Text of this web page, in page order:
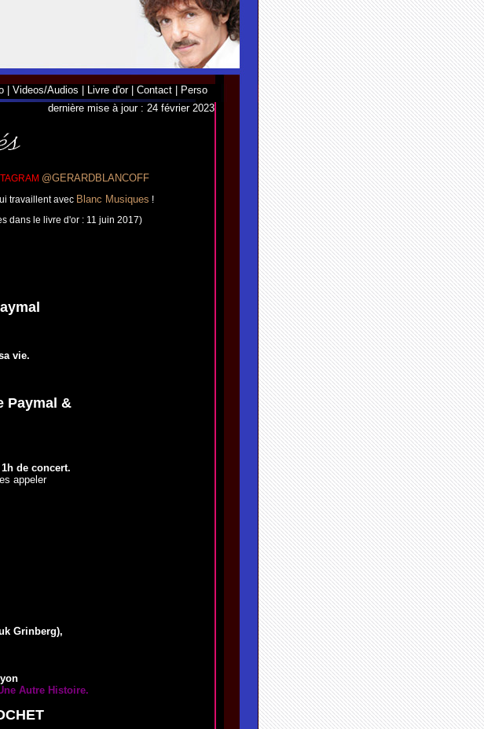
Videos/Audios Livre d'or Contact
Perso
dernière mise à jour : 24 février 2023
@GERARDBLANCOFF
travaillent avec Blanc Musiques !
dans le livre d'or : 11 juin 2017)
vie.
Paymal &
de concert.
appeler
Grinberg),
Autre Histoire.